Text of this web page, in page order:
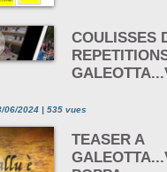
COULISSES
2024 | 535 vues
TEASER A